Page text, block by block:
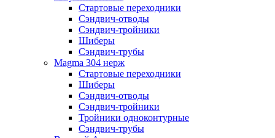
Стартовые переходники
Сэндвич-отводы
Сэндвич-тройники
Шиберы
Сэндвич-трубы
Magma 304 нерж
Стартовые переходники
Шиберы
Сэндвич-отводы
Сэндвич-тройники
Тройники одноконтурные
Сэндвич-трубы